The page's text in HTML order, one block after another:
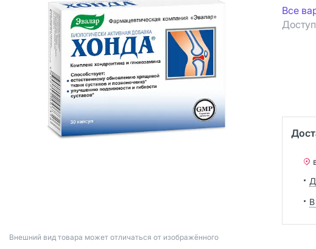
Bнешний вид товара может отличаться от изображённого
Все